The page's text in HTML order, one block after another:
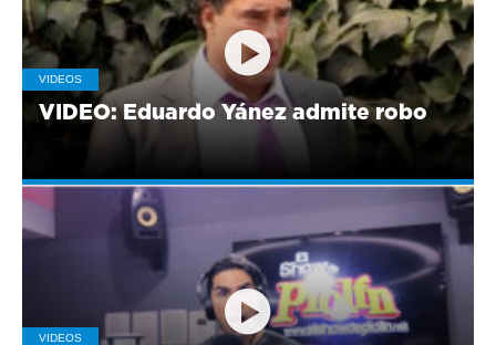
VIDEOS
VIDEO: Eduardo Yánez admite robo
VIDEOS